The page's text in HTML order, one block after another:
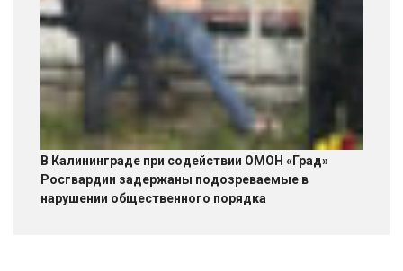
В Калининграде при содействии ОМОН «Град»
Росгвардии задержаны подозреваемые в
нарушении общественного порядка